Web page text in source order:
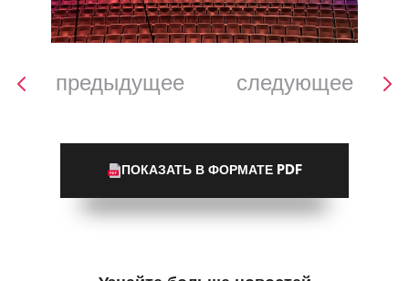
предыдущее следующее
ПОКАЗАТЬ В ФОРМАТЕ PDF